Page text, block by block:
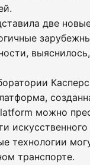
две
можно
технологии
транспорте.